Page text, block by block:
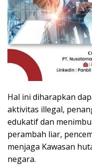
Hal ini diharapkan
aktivitas illegal,
edukatif dan
perambah liar,
menjaga Kawasan
negara.